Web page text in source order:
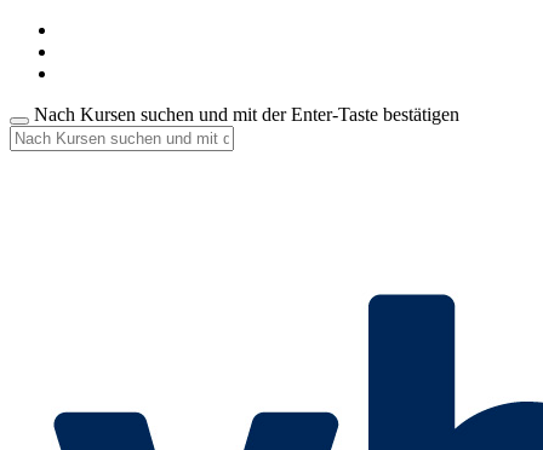
Nach Kursen suchen und mit der Enter-Taste bestätigen